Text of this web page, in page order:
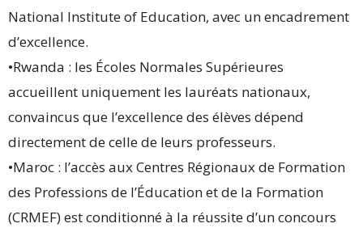
National Institute of Education, avec un encadrement
d’excellence.
•Rwanda : les Écoles Normales Supérieures
accueillent uniquement les lauréats nationaux,
convaincus que l’excellence des élèves dépend
directement de celle de leurs professeurs.
•Maroc : l’accès aux Centres Régionaux de Formation
des Professions de l’Éducation et de la Formation
(CRMEF) est conditionné à la réussite d’un concours